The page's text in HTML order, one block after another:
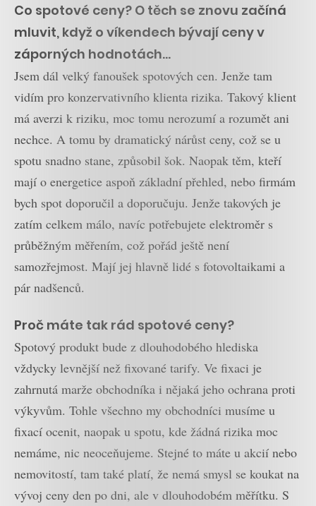
Co spotové ceny? O těch se znovu začíná
mluvit, když o víkendech bývají ceny v
záporných hodnotách…
Jsem dál velký fanoušek spotových cen. Jenže tam
vidím pro konzervativního klienta rizika. Takový klient
má averzi k riziku, moc tomu nerozumí a rozumět ani
nechce. A tomu by dramatický nárůst ceny, což se u
spotu snadno stane, způsobil šok. Naopak těm, kteří
mají o energetice aspoň základní přehled, nebo firmám
bych spot doporučil a doporučuju. Jenže takových je
zatím celkem málo, navíc potřebujete elektroměr s
průběžným měřením, což pořád ještě není
samozřejmost. Mají jej hlavně lidé s fotovoltaikami a
pár nadšenců.
Proč máte tak rád spotové ceny?
Spotový produkt bude z dlouhodobého hlediska
vždycky levnější než fixované tarify. Ve fixaci je
zahrnutá marže obchodníka i nějaká jeho ochrana proti
výkyvům. Tohle všechno my obchodníci musíme u
fixací ocenit, naopak u spotu, kde žádná rizika moc
nemáme, nic neoceňujeme. Stejné to máte u akcií nebo
nemovitostí, tam také platí, že nemá smysl se koukat na
vývoj ceny den po dni, ale v dlouhodobém měřítku. S